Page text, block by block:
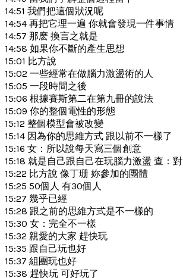
14:51 我們把這個狀況呢
14:54 再把它理一遍 你就會發現一件事情
14:57 那麽 換言之就是
14:58 如果你不斷的產生思想
15:01 比方說
15:02 一些經常在做腦力激盪術的人
15:05 一段時間之後
15:06 根據賽斯第二在第九冊的說法
15:09 你的整個電性的形態
15:12 整個模型會被改變
15:14 因為你的思維方式 跟以前不一樣了
15:16 女：所以說每天寫三個創意
15:18 就是自己跟自己在玩腦力激盪 查：對
15:22 比方說 像丁珊 妳參加的團體
15:25 50個人 有30個人
15:27 幾乎已經
15:28 跟之前的思維方式是不一樣的
15:30 女：完全不一樣
15:32 親愛的大家 趕快玩
15:35 跟自己玩也好
15:37 組團玩也好
15:38 趕快玩 可好玩了